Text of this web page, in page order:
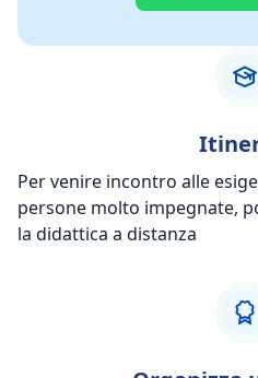
Per venire incontro alle
persone molto impegnate,
la didattica a distanza